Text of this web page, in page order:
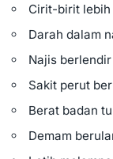
Cirit-birit lebih
Darah dalam
Najis
Sakit perut
Berat badan
Demam